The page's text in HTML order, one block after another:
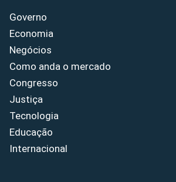
Governo
Economia
Negócios
Como anda o mercado
Congresso
Justiça
Tecnologia
Educação
Internacional